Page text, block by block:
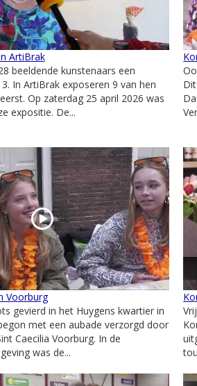
ArtiBrak
beeldende kunstenaars een
In ArtiBrak exposeren 9 van hen
Op zaterdag 25 april 2026 was
expositie. De...
Voorburg
gevierd in het Huygens kwartier in
met een aubade verzorgd door
Caecilia Voorburg. In de
was de...